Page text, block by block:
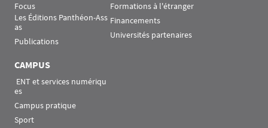
Focus
Les Éditions Panthéon-Ass
as
Publications
Formations à l'étranger
Financements
Universités partenaires
CAMPUS
es
Campus pratique
Sport